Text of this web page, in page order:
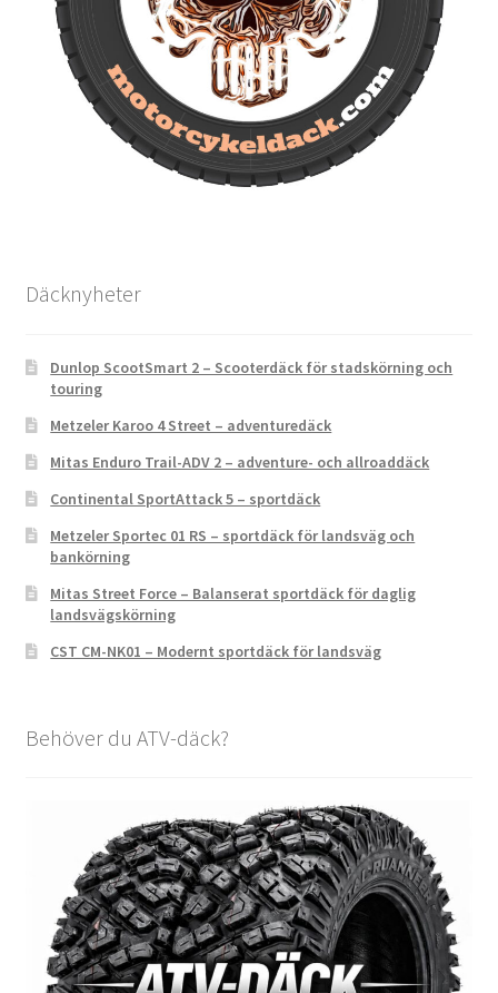
Däcknyheter
Dunlop ScootSmart 2 – Scooterdäck för stadskörning och
touring
Metzeler Karoo 4 Street – adventuredäck
Mitas Enduro Trail-ADV 2 – adventure- och allroaddäck
Continental SportAttack 5 – sportdäck
Metzeler Sportec 01 RS – sportdäck för landsväg och
bankörning
Mitas Street Force – Balanserat sportdäck för daglig
landsvägskörning
CST CM-NK01 – Modernt sportdäck för landsväg
Behöver du ATV-däck?